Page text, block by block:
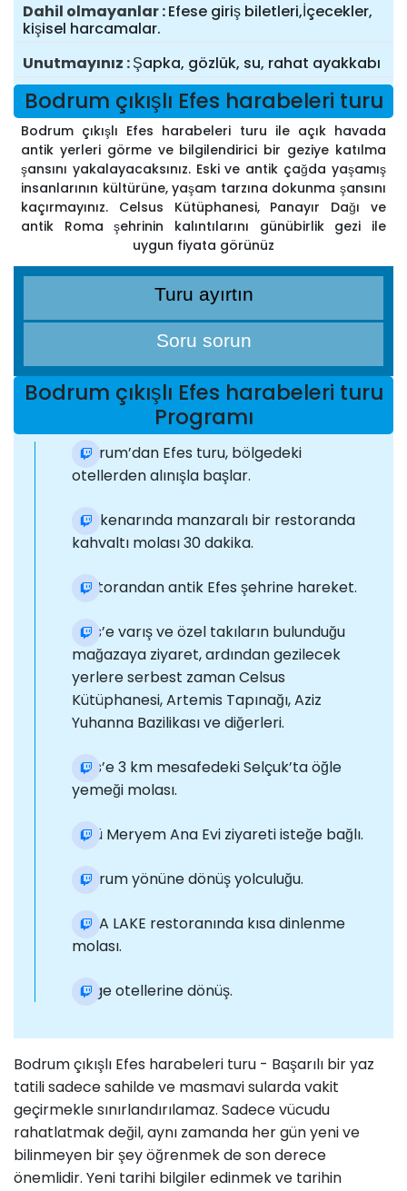
Dahil olmayanlar Efese giriş biletleri,İçecekler,
kişisel harcamalar.
Unutmayınız Şapka, gözlük, su, rahat ayakkabı
Bodrum çıkışlı Efes harabeleri turu
Bodrum çıkışlı Efes harabeleri turu ile açık havada
antik yerleri görme ve bilgilendirici bir geziye katılma
şansını yakalayacaksınız. Eski ve antik çağda yaşamış
insanlarının kültürüne, yaşam tarzına dokunma şansını
kaçırmayınız. Celsus Kütüphanesi, Panayır Dağı ve
antik Roma şehrinin kalıntılarını günübirlik gezi ile
uygun fiyata görünüz
Turu ayırtın
Soru sorun
Bodrum çıkışlı Efes harabeleri turu
Programı
Bodrum’dan Efes turu, bölgedeki
otellerden alınışla başlar.
Göl kenarında manzaralı bir restoranda
kahvaltı molası 30 dakika.
Restorandan antik Efes şehrine hareket.
Efes’e varış ve özel takıların bulunduğu
mağazaya ziyaret, ardından gezilecek
yerlere serbest zaman Celsus
Kütüphanesi, Artemis Tapınağı, Aziz
Yuhanna Bazilikası ve diğerleri.
Efes’e 3 km mesafedeki Selçuk’ta öğle
yemeği molası.
Ünlü Meryem Ana Evi ziyareti isteğe bağlı.
Bodrum yönüne dönüş yolculuğu.
BAFA LAKE restoranında kısa dinlenme
molası.
Bölge otellerine dönüş.
Bodrum çıkışlı Efes harabeleri turu - Başarılı bir yaz
tatili sadece sahilde ve masmavi sularda vakit
geçirmekle sınırlandırılamaz. Sadece vücudu
rahatlatmak değil, aynı zamanda her gün yeni ve
bilinmeyen bir şey öğrenmek de son derece
önemlidir. Yeni tarihi bilgiler edinmek ve tarihin